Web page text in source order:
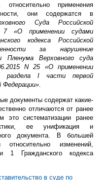
применения
они содержатся в
Суда Российской
«О применении судами
кодекса Российской
за нарушение
Пленума Верховного суда
N 25 «О применении
раздела I части первой
Федерации»
документы содержат какие-
отличаются от ранее
это систематизации ранее
ее унификация и
документа. В большей
изменений,
1 Гражданского кодекса
в суде по